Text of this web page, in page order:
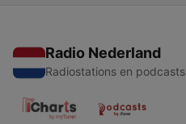
Radio Nederland
Radiostations en podcasts